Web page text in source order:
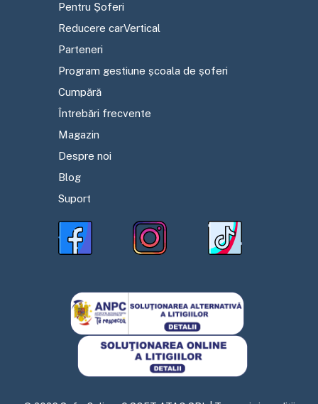
Pentru Șoferi
Reducere carVertical
Parteneri
Program gestiune școala de șoferi
Cumpără
Întrebări frecvente
Magazin
Despre noi
Blog
Suport